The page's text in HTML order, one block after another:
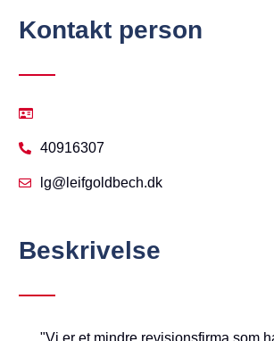
Kontakt person
40916307
lg@leifgoldbech.dk
Beskrivelse
"Vi er et mindre revisionsfirma som